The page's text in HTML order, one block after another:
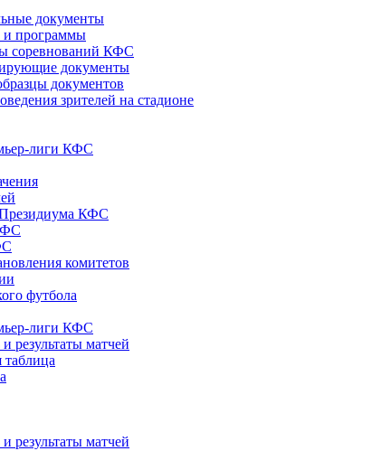
документы
и программы
соревнований КФС
документы
документов
зрителей на стадионе
лиги КФС
КФС
комитетов
футбола
лиги КФС
результаты матчей
таблица
результаты матчей